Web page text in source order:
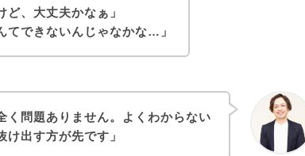
ど、大丈夫かなぁ」
てできないんじゃなかな…」
く問題ありません。よくわからない
出す方が先です」